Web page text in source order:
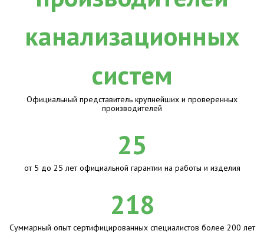
Официальный представитель крупнейших и проверенных
производителей
25
от 5 до 25 лет официальной гарантии на работы и изделия
218
Суммарный опыт сертифицированных специалистов более 200 лет